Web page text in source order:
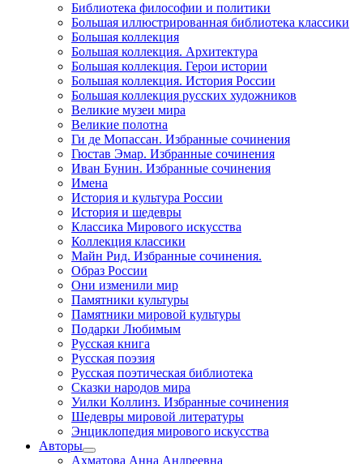
Библиотека философии и политики
Большая иллюстрированная библиотека классики
Большая коллекция
Большая коллекция. Архитектура
Большая коллекция. Герои истории
Большая коллекция. История России
Большая коллекция русских художников
Великие музеи мира
Великие полотна
Ги де Мопассан. Избранные сочинения
Гюстав Эмар. Избранные сочинения
Иван Бунин. Избранные сочинения
Имена
История и культура России
История и шедевры
Классика Мирового искусства
Коллекция классики
Майн Рид. Избранные сочинения.
Образ России
Они изменили мир
Памятники культуры
Памятники мировой культуры
Подарки Любимым
Русская книга
Русская поэзия
Русская поэтическая библиотека
Сказки народов мира
Уилки Коллинз. Избранные сочинения
Шедевры мировой литературы
Энциклопедия мирового искусства
Авторы
Ахматова Анна Андреевна